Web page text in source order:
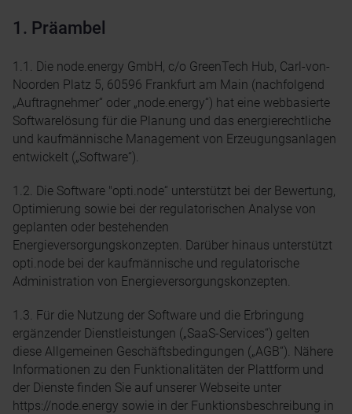
1. Präambel
1.1. Die node.energy GmbH, c/o GreenTech Hub, Carl-von-
Noorden Platz 5, 60596 Frankfurt am Main (nachfolgend
„Auftragnehmer“ oder „node.energy“) hat eine webbasierte
Softwarelösung für die Planung und das energierechtliche
und kaufmännische Management von Erzeugungsanlagen
entwickelt („Software“).
1.2. Die Software "opti.node“ unterstützt bei der Bewertung,
Optimierung sowie bei der regulatorischen Analyse von
geplanten oder bestehenden
Energieversorgungskonzepten. Darüber hinaus unterstützt
opti.node bei der kaufmännische und regulatorische
Administration von Energieversorgungskonzepten.
1.3. Für die Nutzung der Software und die Erbringung
ergänzender Dienstleistungen („SaaS-Services“) gelten
diese Allgemeinen Geschäftsbedingungen („AGB“). Nähere
Informationen zu den Funktionalitäten der Plattform und
der Dienste finden Sie auf unserer Webseite unter
https://node.energy sowie in der Funktionsbeschreibung in